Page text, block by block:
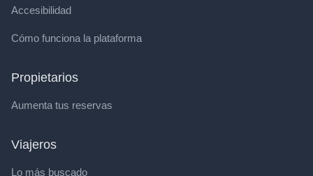
Accesibilidad
Cómo funciona la plataforma
Propietarios
Aumenta tus reservas
Viajeros
Lo más buscado